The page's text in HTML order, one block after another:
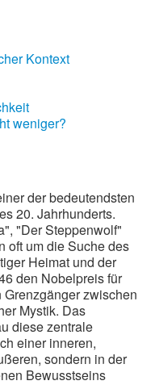
Kontext
weniger?
der bedeutendsten
20. Jahrhunderts.
"Der Steppenwolf"
oft um die Suche des
Heimat und der
den Nobelpreis für
zwischen
Mystik. Das
diese zentrale
einer inneren,
sondern in der
Bewusstseins